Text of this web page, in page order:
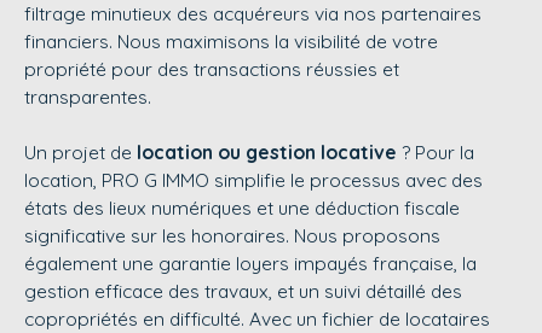
filtrage minutieux des acquéreurs via nos partenaires
financiers. Nous maximisons la visibilité de votre
propriété pour des transactions réussies et
transparentes.
Un projet de location ou gestion locative ? Pour la
location, PRO G IMMO simplifie le processus avec des
états des lieux numériques et une déduction fiscale
significative sur les honoraires. Nous proposons
également une garantie loyers impayés française, la
gestion efficace des travaux, et un suivi détaillé des
copropriétés en difficulté. Avec un fichier de locataires